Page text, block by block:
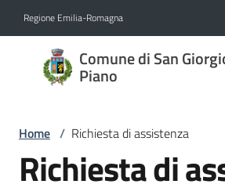
Regione Emilia-Romagna
Comune di San
Piano
Comune
di San
di Piano
Home / Richiesta di assistenza
Richiesta di